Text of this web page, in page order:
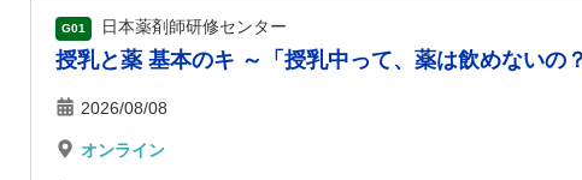
G01 日本薬剤師研修センター
授乳と薬 基本のキ ～「授乳中って、薬は飲めないの
2026/08/08
オンライン